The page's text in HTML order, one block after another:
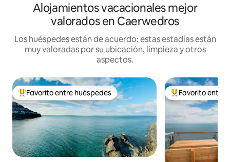
Alojamientos vacacionales mejor
valorados en Caerwedros
Los huéspedes están de acuerdo: estas estadías están
muy valoradas por su ubicación, limpieza y otros
aspectos.
Favorito entre huéspedes preferido
Favorito entre huéspedes Favorito entre
Favorito entre